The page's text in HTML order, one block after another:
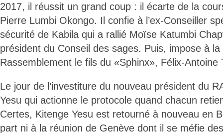
2017, il réussit un grand coup : il écarte de la
Pierre Lumbi Okongo. Il confie à l’ex-Conseiller
sécurité de Kabila qui a rallié Moïse Katumbi
président du Conseil des sages. Puis, impose à
Rassemblement le fils du «Sphinx», Félix-Antoine
Le jour de l’investiture du nouveau président du
Yesu qui actionne le protocole quand chacun
Certes, Kitenge Yesu est retourné à nouveau en
part ni à la réunion de Genève dont il se méfie